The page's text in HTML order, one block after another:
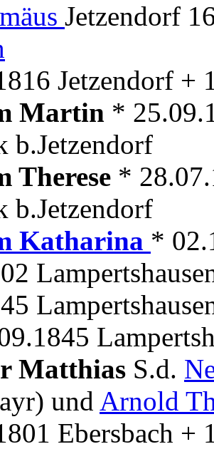
Jetzendorf
Jetzendorf +
Martin *
b.Jetzendorf
Therese *
b.Jetzendorf
Katharina *
Matthias S.d.
und Arnold
Ebersbach +